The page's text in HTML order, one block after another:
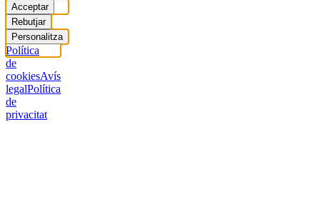
Acceptar
Rebutjar
Personalitza
Política
de
cookiesAvís
legalPolítica
de
privacitat